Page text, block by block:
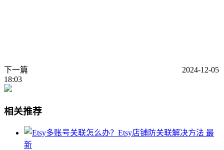
下一篇
2024-12-05
18:03
相关推荐
最
新